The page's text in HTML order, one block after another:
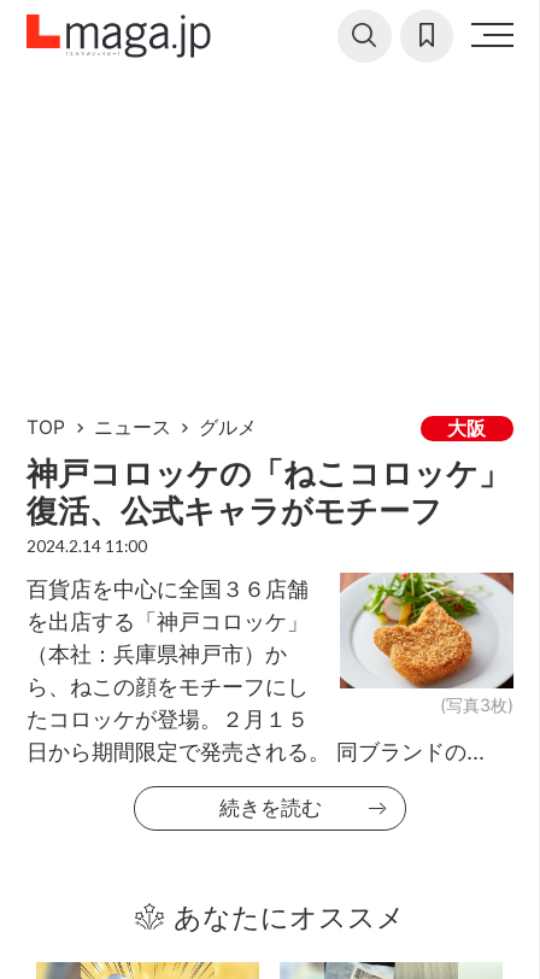
TOP ニュース グルメ 大阪
神戸コロッケの「ねこコロッケ」
復活、公式キャラがモチーフ
2024.2.14 11:00
(写真3枚)
百貨店を中心に全国３６店舗
を出店する「神戸コロッケ」
（本社：兵庫県神戸市）か
ら、ねこの顔をモチーフにし
たコロッケが登場。２月１５
日から期間限定で発売される。 同ブランドの...
続きを読む
あなたにオススメ